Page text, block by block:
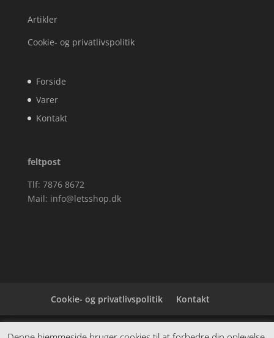
Artikler
Cookie- og privatlivspolitik
Forside
Varer
Kontakt
feltpost
Tlf: 7876 8672
Mail: info@letsshop.dk
Cookie- og privatlivspolitik Kontakt
Denne hjemmeside samler et bredt udvalg af